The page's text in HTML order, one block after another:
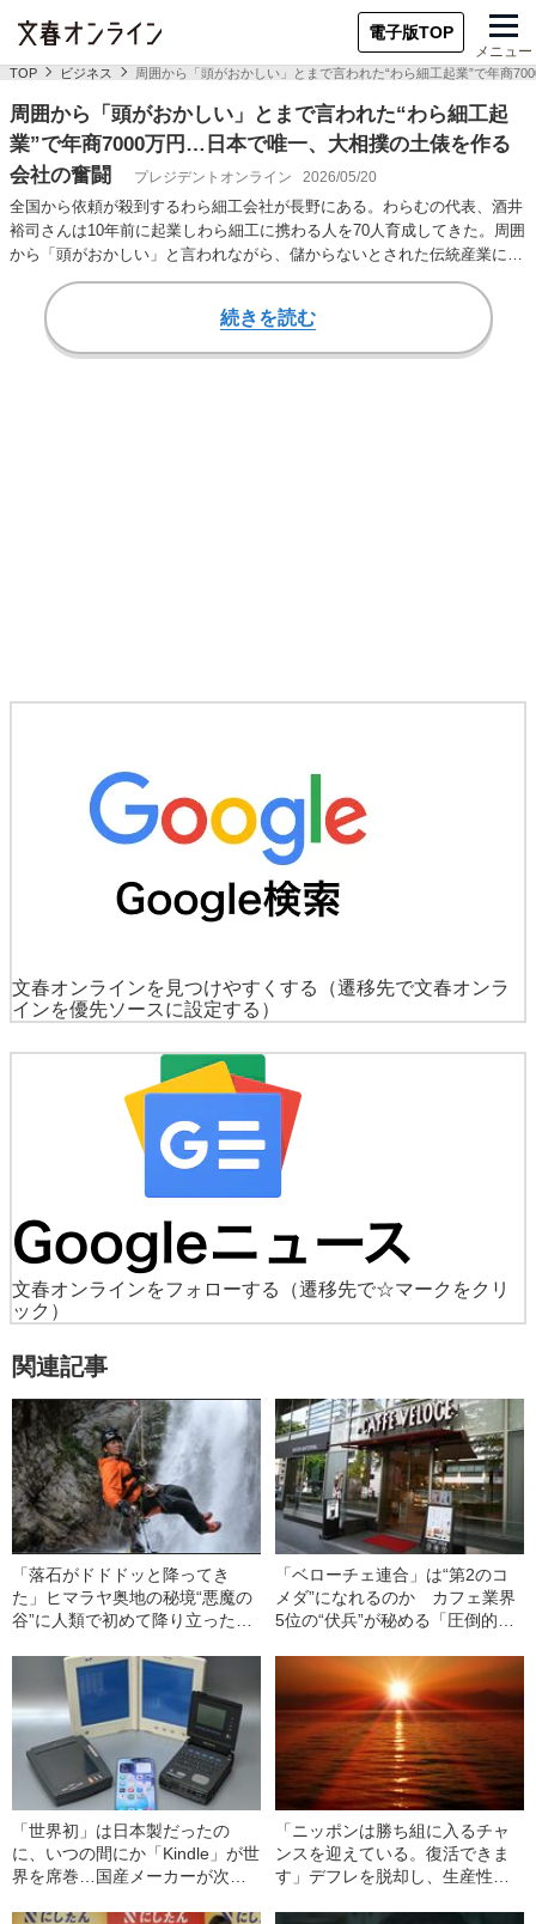
電子版TOP
メニュー
TOP ビジネス 周囲から「頭がおかしい」とまで言われた“わら細工起業”で年商
周囲から「頭がおかしい」とまで言われた“わら細工起
業”で年商7000万円…日本で唯一、大相撲の土俵を作る
会社の奮闘
プレジデントオンライン 2026/05/20
全国から依頼が殺到するわら細工会社が長野にある。わらむの代表、酒井
裕司さんは10年前に起業しわら細工に携わる人を70人育成してきた。周囲
から「頭がおかしい」と言われながら、儲からないとされた伝統産業に参
入した理由とは…
続きを読む
文春オンラインを見つけやすくする
（遷移先で文春オンラ
インを優先ソースに設定する）
文春オンラインをフォローする
（遷移先で☆マークをクリ
ック）
関連記事
「落石がドドドッと降ってき
た」ヒマラヤ奥地の秘境“悪魔の
谷”に人類で初めて降り立った…
（53）が明かす、偉業達成の過
酷な裏側
「ベローチェ連合」は“第2のコ
メダ”になれるのか カフェ業界
5位の“伏兵”が秘める「圧倒的な
「世界初」は日本製だったの
に、いつの間にか「Kindle」が世
界を席巻…国産メーカーが次々
「ニッポンは勝ち組に入るチャ
ンスを迎えている。復活できま
す」デフレを脱却し、生産性の